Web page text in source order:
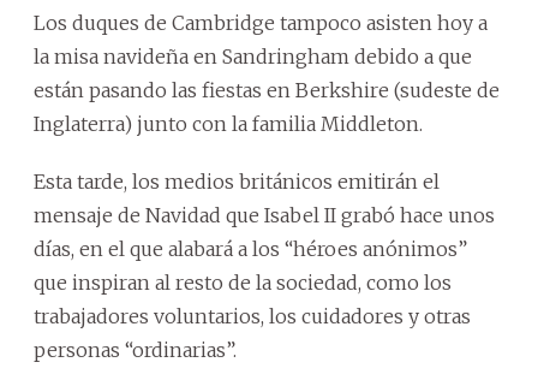
Los duques de Cambridge tampoco asisten hoy a
la misa navideña en Sandringham debido a que
están pasando las fiestas en Berkshire (sudeste de
Inglaterra) junto con la familia Middleton.
Esta tarde, los medios británicos emitirán el
mensaje de Navidad que Isabel II grabó hace unos
días, en el que alabará a los “héroes anónimos”
que inspiran al resto de la sociedad, como los
trabajadores voluntarios, los cuidadores y otras
personas “ordinarias”.